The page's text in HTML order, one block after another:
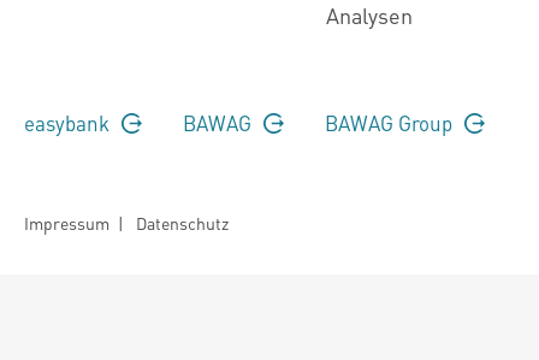
Analysen
easybank BAWAG BAWAG Group
Impressum | Datenschutz